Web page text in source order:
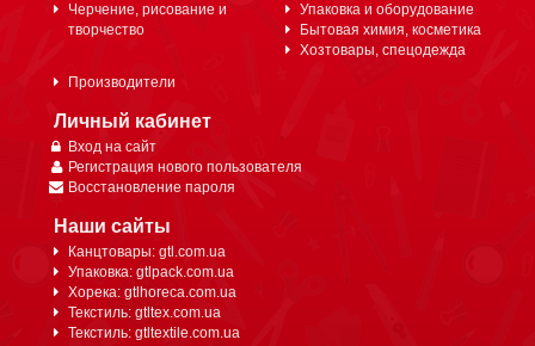
Черчение, рисование и
творчество
Упаковка и оборудование
Бытовая химия, косметика
Хозтовары, спецодежда
Производители
Личный кабинет
Вход на сайт
Регистрация нового пользователя
Восстановление пароля
Наши сайты
Канцтовары: gtl.com.ua
Упаковка: gtlpack.com.ua
Хорека: gtlhoreca.com.ua
Текстиль: gtltex.com.ua
Текстиль: gtltextile.com.ua